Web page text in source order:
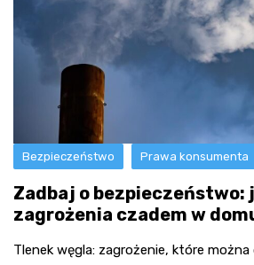
Bezpieczeństwo Prawa konsumenta
Zadbaj o bezpieczeństwo:
zagrożenia czadem w
Tlenek węgla: zagrożenie, które